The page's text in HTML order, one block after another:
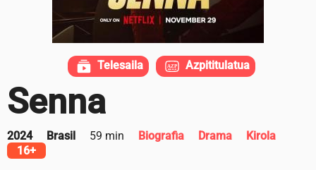
Senna
2024 Brasil 59 min Biografia Drama
Kirola
16+
Telesaila Azpititulatua